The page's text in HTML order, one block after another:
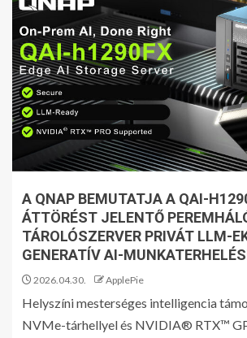
A QNAP BEMUTATJA A QAI-
ÁTTÖRÉST JELENTŐ
TÁROLÓSZERVER PRIVÁT LLM-
GENERATÍV AI-
2026.04.30. ApplePie
Helyszíni mesterséges intelligencia
NVMe-tárhellyel és NVIDIA® RTX™